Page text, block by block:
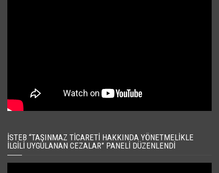
İSTEB “TAŞINMAZ TICARETI HAKKINDA YÖNETMELIKLE
İLGILI UYGULANAN CEZALAR” PANELI DÜZENLENDI